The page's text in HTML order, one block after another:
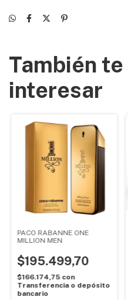
También
interesar
PACO RABANNE ONE
MILLION MEN
$195.499,70
$166.174,75 con
Transferencia o depósito
bancario